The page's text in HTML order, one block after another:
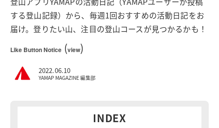
する登山記録）から、毎週1回おすすめの活動日記をお
届け。登りたい山、注目の登山コースが見つかるかも！
Like Button Notice(view)
2022.06.10
YAMAP MAGAZINE 編集部
INDEX